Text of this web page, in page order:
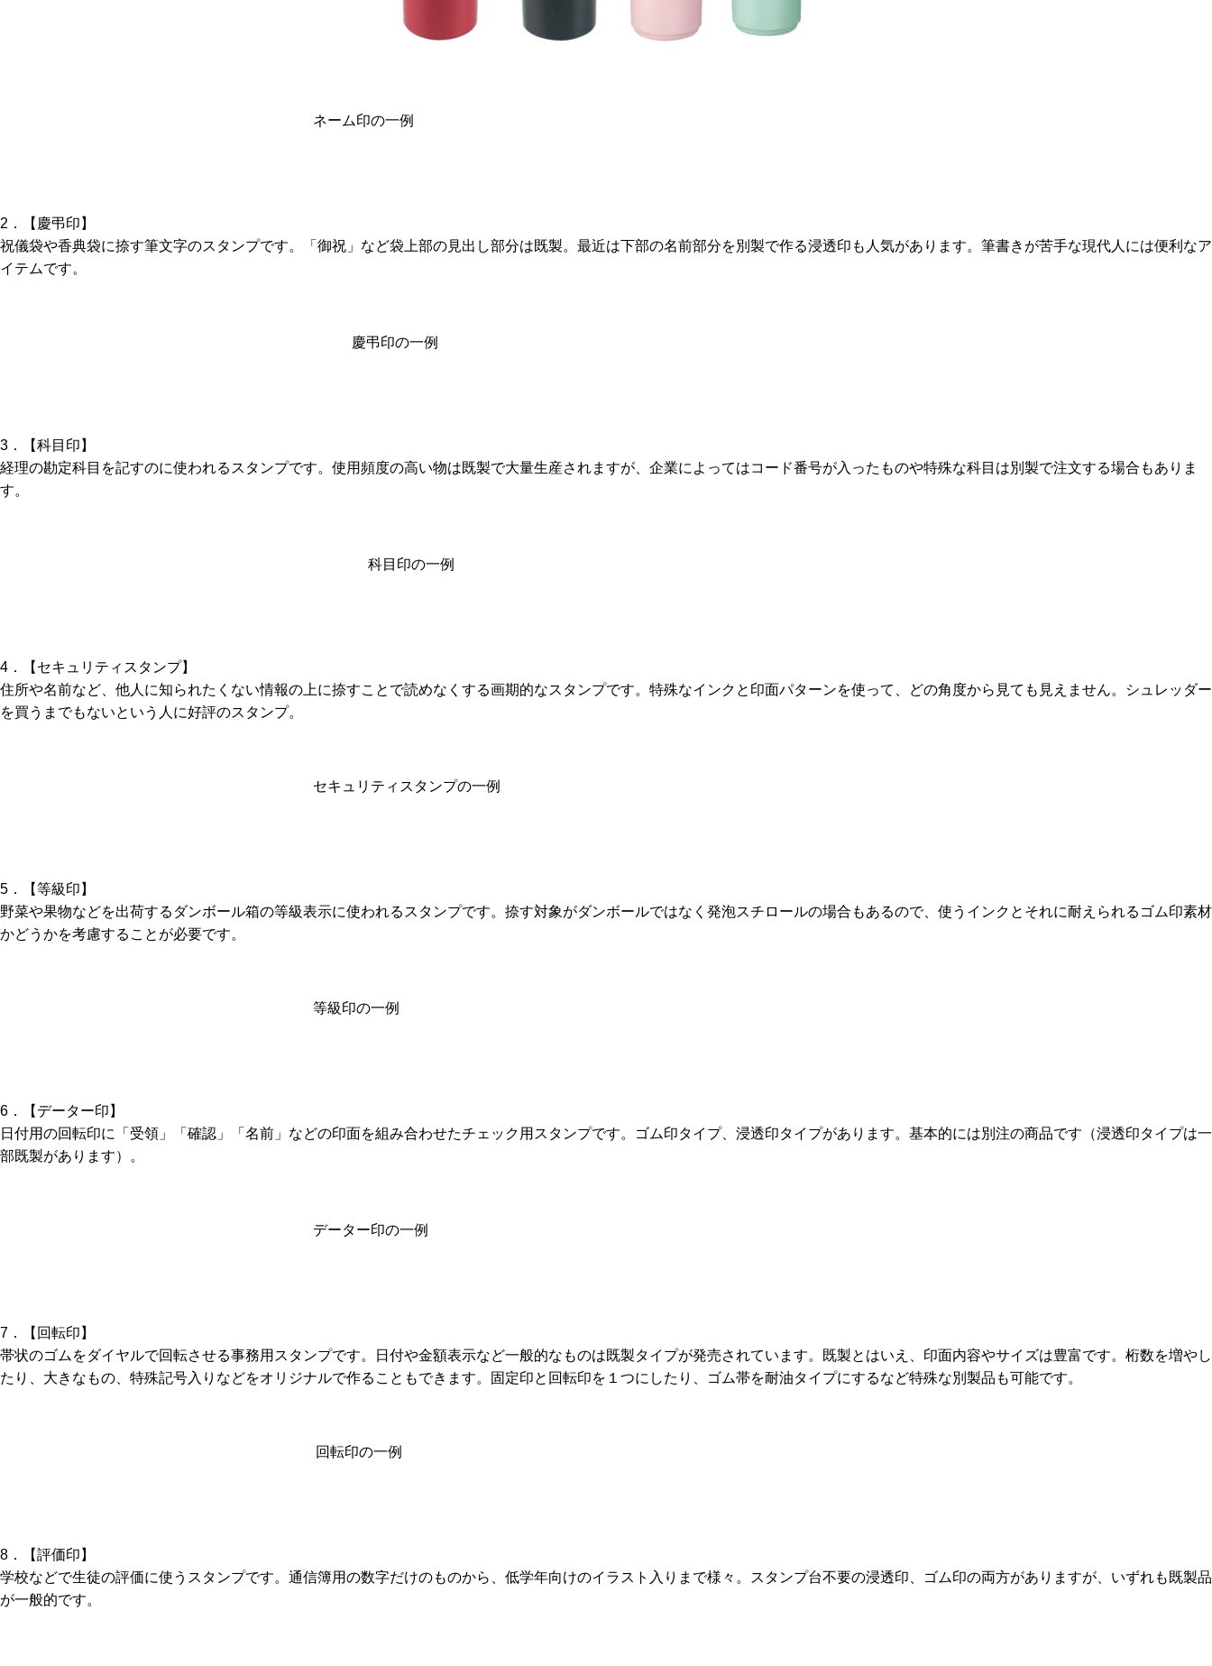
ネーム印の一例
2．【慶弔印】
祝儀袋や香典袋に捺す筆文字のスタンプです。「御祝」など袋上部の見出し部分は既製。最近は下部の名前部分を別製で作る浸透印も人気があります。筆書きが苦手な現代人には便利なア
イテムです。
慶弔印の一例
3．【科目印】
経理の勘定科目を記すのに使われるスタンプです。使用頻度の高い物は既製で大量生産されますが、企業によってはコード番号が入ったものや特殊な科目は別製で注文する場合もありま
す。
科目印の一例
4．【セキュリティスタンプ】
住所や名前など、他人に知られたくない情報の上に捺すことで読めなくする画期的なスタンプです。特殊なインクと印面パターンを使って、どの角度から見ても見えません。シュレッダー
を買うまでもないという人に好評のスタンプ。
セキュリティスタンプの一例
5．【等級印】
野菜や果物などを出荷するダンボール箱の等級表示に使われるスタンプです。捺す対象がダンボールではなく発泡スチロールの場合もあるので、使うインクとそれに耐えられるゴム印素材
かどうかを考慮することが必要です。
等級印の一例
6．【データー印】
日付用の回転印に「受領」「確認」「名前」などの印面を組み合わせたチェック用スタンプです。ゴム印タイプ、浸透印タイプがあります。基本的には別注の商品です（浸透印タイプは一
部既製があります）。
データー印の一例
7．【回転印】
帯状のゴムをダイヤルで回転させる事務用スタンプです。日付や金額表示など一般的なものは既製タイプが発売されています。既製とはいえ、印面内容やサイズは豊富です。桁数を増やし
たり、大きなもの、特殊記号入りなどをオリジナルで作ることもできます。固定印と回転印を１つにしたり、ゴム帯を耐油タイプにするなど特殊な別製品も可能です。
回転印の一例
8．【評価印】
学校などで生徒の評価に使うスタンプです。通信簿用の数字だけのものから、低学年向けのイラスト入りまで様々。スタンプ台不要の浸透印、ゴム印の両方がありますが、いずれも既製品
が一般的です。